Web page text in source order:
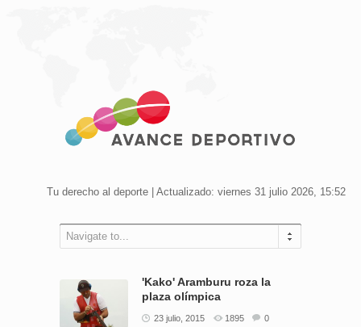
Tu derecho al deporte | Actualizado: viernes 31 julio 2026, 15:52
Navigate to...
'Kako' Aramburu roza la
plaza olímpica
23 julio, 2015 1895 0